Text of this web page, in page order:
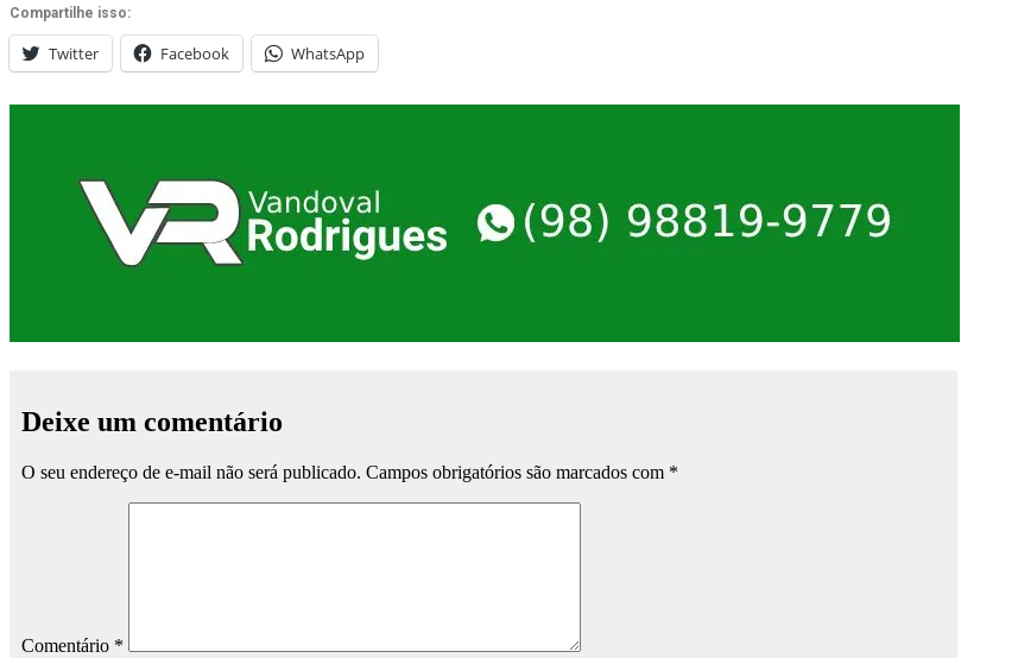
Compartilhe isso:
Twitter Facebook WhatsApp
Deixe um comentário
O seu endereço de e-mail não será publicado. Campos obrigatórios são marcados com *
Comentário *